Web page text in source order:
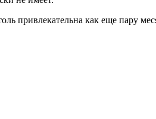
привлекательна как еще пару